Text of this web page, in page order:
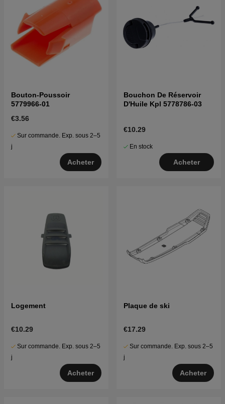
Bouton-Poussoir
5779966-01
€3.56
Sur commande. Exp. sous 2–5
j
Acheter
Bouchon De Réservoir
D'Huile Kpl 5778786-03
€10.29
En stock
Acheter
Logement
€10.29
Sur commande. Exp. sous 2–5
j
Acheter
Plaque de ski
€17.29
Sur commande. Exp. sous 2–5
j
Acheter